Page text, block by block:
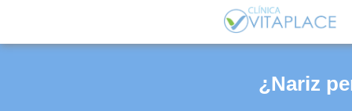
¿Nariz